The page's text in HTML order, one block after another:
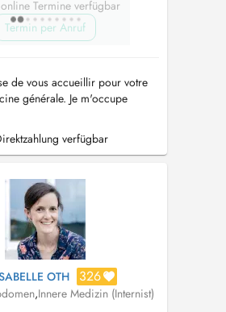
Termine verfügbar
Termin per Anruf
de vous accueillir pour votre
générale. Je m'occupe
santé des enfants dès la
l'âge adulte, y compris les
de la santé de la femme (
échographies abdomin...
verfügbar
OTH 326
,Innere Medizin (Internist)